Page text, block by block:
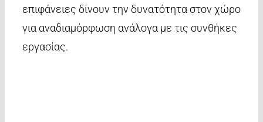
επιφάνειες δίνουν την δυνατότητα στον χώρο
για αναδιαμόρφωση ανάλογα με τις συνθήκες
εργασίας.